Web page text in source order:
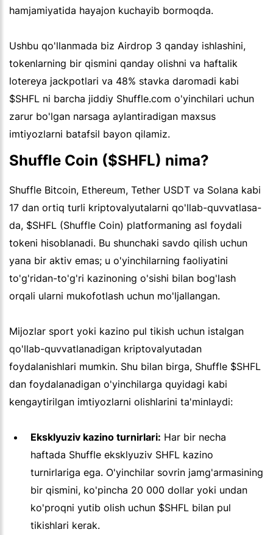
hamjamiyatida hayajon kuchayib bormoqda.
Ushbu qo'llanmada biz Airdrop 3 qanday ishlashini,
tokenlarning bir qismini qanday olishni va haftalik
lotereya jackpotlari va 48% stavka daromadi kabi
$SHFL ni barcha jiddiy Shuffle.com o'yinchilari uchun
zarur bo'lgan narsaga aylantiradigan maxsus
imtiyozlarni batafsil bayon qilamiz.
Shuffle Coin ($SHFL) nima?
Shuffle Bitcoin, Ethereum, Tether USDT va Solana kabi
17 dan ortiq turli kriptovalyutalarni qo'llab-quvvatlasa-
da, $SHFL (Shuffle Coin) platformaning asl foydali
tokeni hisoblanadi. Bu shunchaki savdo qilish uchun
yana bir aktiv emas; u o'yinchilarning faoliyatini
to'g'ridan-to'g'ri kazinoning o'sishi bilan bog'lash
orqali ularni mukofotlash uchun mo'ljallangan.
Mijozlar sport yoki kazino pul tikish uchun istalgan
qo'llab-quvvatlanadigan kriptovalyutadan
foydalanishlari mumkin. Shu bilan birga, Shuffle $SHFL
dan foydalanadigan o'yinchilarga quyidagi kabi
kengaytirilgan imtiyozlarni olishlarini ta'minlaydi:
Eksklyuziv kazino turnirlari: Har bir necha
haftada Shuffle eksklyuziv SHFL kazino
turnirlariga ega. O'yinchilar sovrin jamg'armasining
bir qismini, ko'pincha 20 000 dollar yoki undan
ko'proqni yutib olish uchun $SHFL bilan pul
tikishlari kerak.